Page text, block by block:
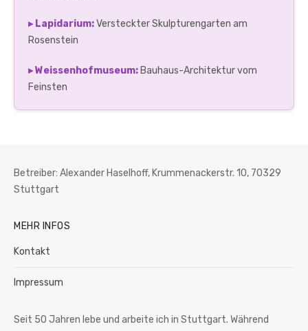
▸ Lapidarium:Versteckter Skulpturengarten am
Rosenstein
▸ Weissenhofmuseum: Bauhaus-Architektur vom
Feinsten
Betreiber: Alexander Haselhoff, Krummenackerstr. 10, 70329
Stuttgart
MEHR INFOS
Kontakt
Impressum
Seit 50 Jahren lebe und arbeite ich in Stuttgart. Während